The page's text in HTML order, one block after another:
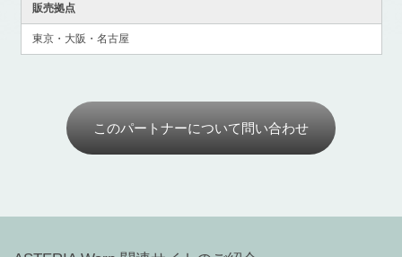
販売拠点
東京・大阪・名古屋
このパートナーについて問い合わせ